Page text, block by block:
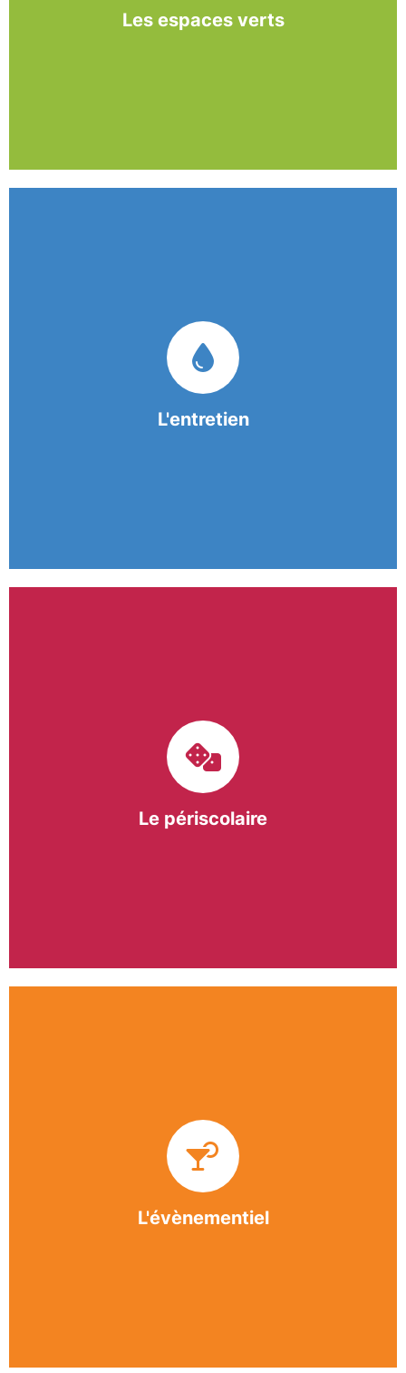
Les espaces verts
L'entretien
garantissent une prestation de nettoyage de
qualité.
Le périscolaire
bergeracois. A travers les Temps d’Activités
Périscolaires (TAP) et les Pauses Méridiennes, nous
apportons une réponse adaptée et individualisée
L'évènementiel
BASE apporte des solutions innovantes et
originales dans l’organisation des manifestations,
festivals, conventions, colloques et assemblées